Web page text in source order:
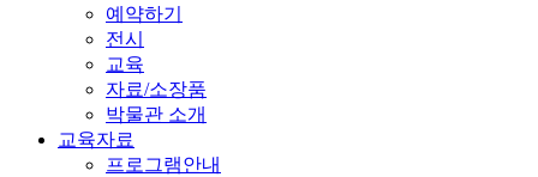
예약하기
전시
교육
자료/소장품
박물관 소개
교육자료
프로그램안내